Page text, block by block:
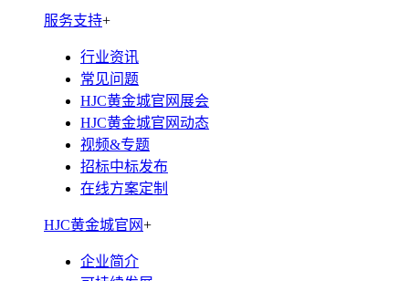
服务支持+
行业资讯
常见问题
HJC黄金城官网展会
HJC黄金城官网动态
视频&专题
招标中标发布
在线方案定制
HJC黄金城官网+
企业简介